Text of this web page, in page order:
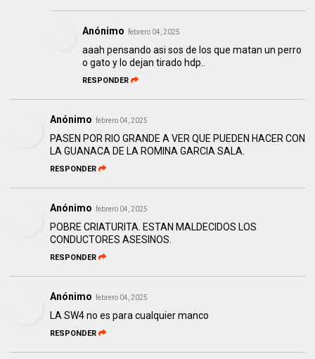
Anónimo febrero 04, 2025
aaah pensando asi sos de los que matan un perro
o gato y lo dejan tirado hdp..
RESPONDER
Anónimo febrero 04, 2025
PASEN POR RIO GRANDE A VER QUE PUEDEN HACER CON
LA GUANACA DE LA ROMINA GARCIA SALA.
RESPONDER
Anónimo febrero 04, 2025
POBRE CRIATURITA. ESTAN MALDECIDOS LOS
CONDUCTORES ASESINOS.
RESPONDER
Anónimo febrero 04, 2025
LA SW4 no es para cualquier manco
RESPONDER